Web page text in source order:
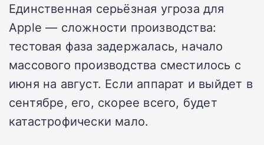
Единственная серьёзная угроза для
Apple — сложности производства:
тестовая фаза задержалась, начало
массового производства сместилось с
июня на август. Если аппарат и выйдет в
сентябре, его, скорее всего, будет
катастрофически мало.